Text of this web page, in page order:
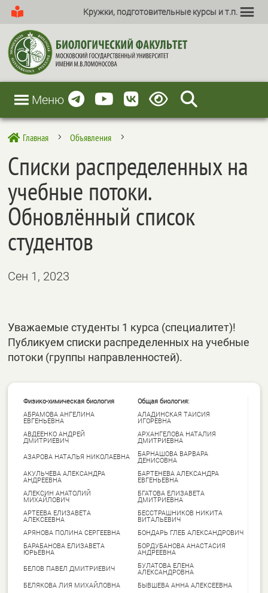
Кружки, подготовительные курсы и т.п.
Меню
 Главная 5 Объявления 5
Списки распределенных на
учебные потоки.
Обновлённый список
студентов
Сен 1, 2023
Уважаемые студенты 1 курса (специалитет)!
Публикуем списки распределенных на учебные
потоки (группы направленностей).
Физико-химическая биология
Общая биология:
АБРАМОВА АНГЕЛИНА
ЕВГЕНЬЕВНА
АЛАДИНСКАЯ ТАИСИЯ
ИГОРЕВНА
АВДЕЕНКО АНДРЕЙ
ДМИТРИЕВИЧ
АРХАНГЕЛОВА НАТАЛИЯ
ДМИТРИЕВНА
АЗАРОВА НАТАЛЬЯ НИКОЛАЕВНА
БАРНАШОВА ВАРВАРА
ДЕНИСОВНА
АКУЛЬЧЕВА АЛЕКСАНДРА
АНДРЕЕВНА
БАРТЕНЕВА АЛЕКСАНДРА
ЕВГЕНЬЕВНА
АЛЕКСИН АНАТОЛИЙ
МИХАЙЛОВИЧ
БГАТОВА ЕЛИЗАВЕТА
ДМИТРИЕВНА
АРТЕЕВА ЕЛИЗАВЕТА
АЛЕКСЕЕВНА
БЕССТРАШНИКОВ НИКИТА
ВИТАЛЬЕВИЧ
АРЯНОВА ПОЛИНА СЕРГЕЕВНА
БОНДАРЬ ГЛЕБ АЛЕКСАНДРОВИЧ
БАРАБАНОВА ЕЛИЗАВЕТА
ЮРЬЕВНА
БОРДУБАНОВА АНАСТАСИЯ
АНДРЕЕВНА
БЕЛОВ ПАВЕЛ ДМИТРИЕВИЧ
БУЛАТОВА ЕЛЕНА
АЛЕКСАНДРОВНА
БЕЛЯКОВА ЛИЯ МИХАЙЛОВНА
БЫВШЕВА АННА АЛЕКСЕЕВНА